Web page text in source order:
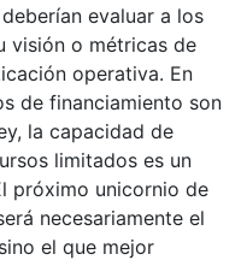
evaluar a los
visión o métricas de
operativa. En
de financiamiento son
la capacidad de
limitados es un
próximo unicornio de
necesariamente el
el que mejor